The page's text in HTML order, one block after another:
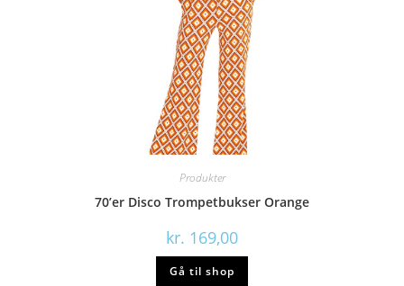
Produkter
70’er Disco Trompetbukser Orange
kr. 169,00
Gå til shop